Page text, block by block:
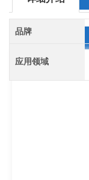
品牌
应用领域